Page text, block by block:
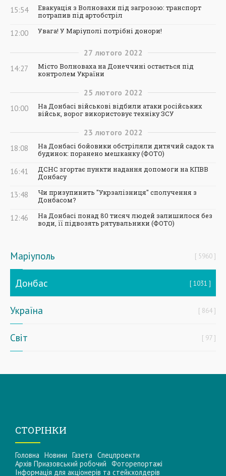
15:54
Евакуація з Волновахи під загрозою: транспорт
потрапив під артобстріл
12:00 Увага! У Маріуполі потрібні донори!
27 лютого 2022
14:27
Місто Волноваха на Донеччині остається під
контролем України
25 лютого 2022
10:00
На Донбасі військові відбили атаки російських
військ, ворог використовує техніку ЗСУ
23 лютого 2022
18:08
На Донбасі бойовики обстріляли дитячий садок та
будинок: поранено мешканку (ФОТО)
16:41
ДСНС згортає пункти надання допомоги на КПВВ
Донбасу
13:48
Чи призупинить "Укрзалізниця" сполучення з
Донбасом?
12:46
На Донбасі понад 80 тисяч людей залишилося без
води, її підвозять рятувальники (ФОТО)
Маріуполь 5960
Донбас 1031
Україна 864
Світ 97
СТОРІНКИ
Головна Новини Газета Спецпроекти
Архів Приазовський робочий Фоторепортажі
Інформацiя для акцiонерiв та стейкхолдерiв